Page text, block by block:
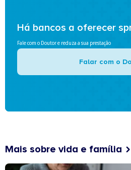
Há bancos a oferecer
Fale com o Doutor e reduza a sua prestação
Falar com o
Mais sobre vida e família